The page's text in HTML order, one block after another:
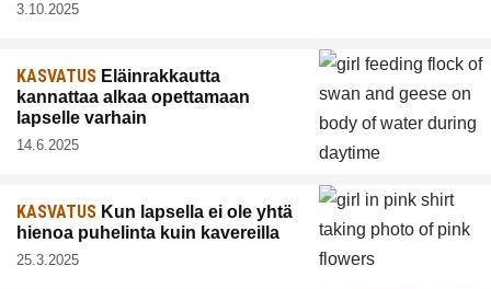
3.10.2025
KASVATUS Eläinrakkautta
kannattaa alkaa opettamaan
lapselle varhain
14.6.2025
KASVATUS Kun lapsella ei ole yhtä
hienoa puhelinta kuin kavereilla
25.3.2025